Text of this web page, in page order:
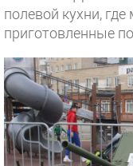
полевой кухни,
приготовленные